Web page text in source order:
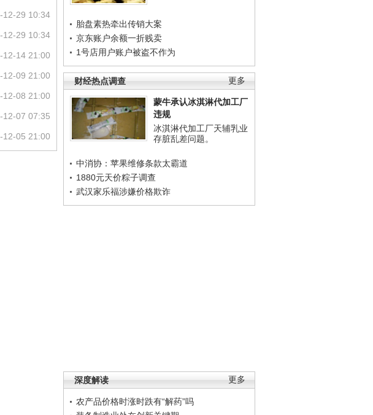
胎盘素热牵出传销大案
京东账户余额一折贱卖
1号店用户账户被盗不作为
更多
财经热点调查
蒙牛承认冰淇淋代加工厂
违规
冰淇淋代加工厂天辅乳业
存脏乱差问题。
中消协：苹果维修条款太霸道
1880元天价粽子调查
武汉家乐福涉嫌价格欺诈
更多
深度解读
农产品价格时涨时跌有“解药”吗
12-29 10:34
12-29 10:34
12-14 21:00
12-09 21:00
12-08 21:00
12-07 07:35
12-05 21:00